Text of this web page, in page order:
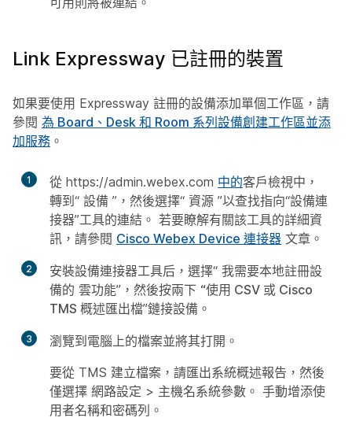
Link Expressway 已註冊的裝置
如果要使用 Expressway 註冊的設備添加單個工作區，請
參閱 為 Board、Desk 和 Room 系列設備創建工作區並添
加服務 。
1 從 https://admin.webex.com 中的客戶檢視中，
轉到“ 設備 ”，然後選擇“ 資源 ”以查找指向“設備連
接器”工具的連結。 若要瞭解有關該工具的詳細資
訊，請參閱 Cisco Webex Device 連接器 文章。
2 安裝設備連接器工具后，選擇“ 我需要本地註冊設
備的 雲功能”，然後按兩下 “使用 CSV 或 Cisco
TMS 概述匯出檔”鏈接設備。
3
瀏覽到電腦上的檔案並將其打開。
要從 TMS 建立檔案，請匯出系統概述報告，然後
僅選擇 網路設定 > 主機名系統參數 。 手動增添使
用者名稱和密碼列。